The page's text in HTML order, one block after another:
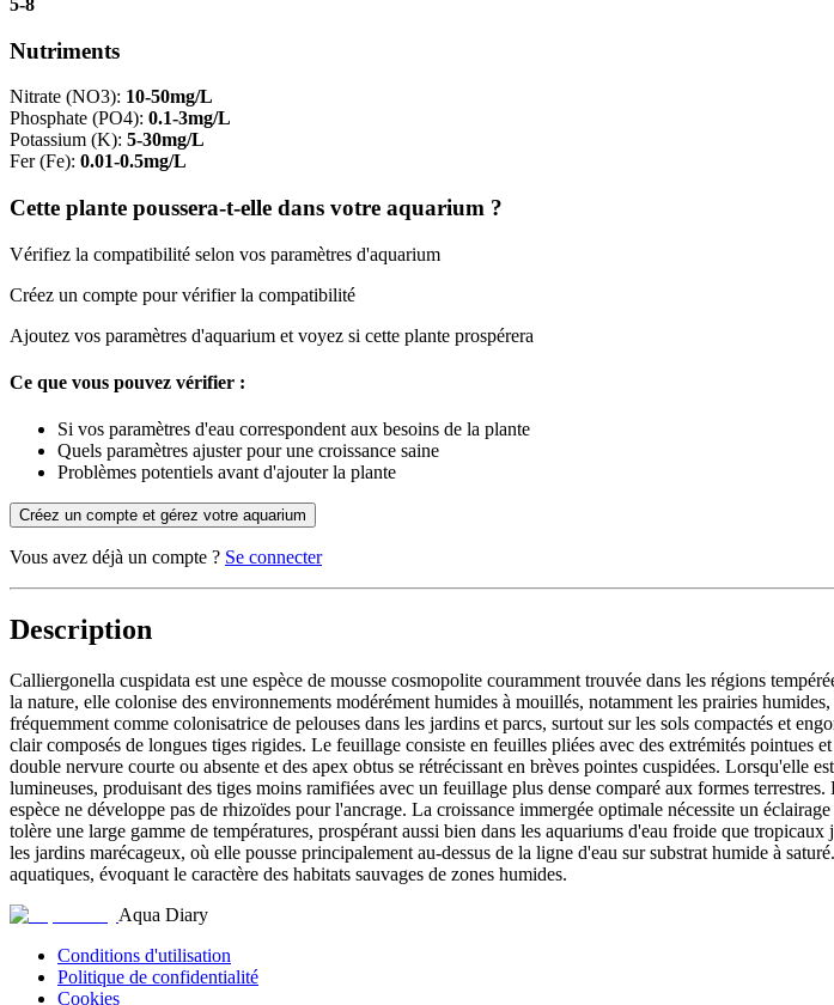
5-8
Nutriments
Nitrate (NO3): 10-50mg/L
Phosphate (PO4): 0.1-3mg/L
Potassium (K): 5-30mg/L
Fer (Fe): 0.01-0.5mg/L
Cette plante poussera-t-elle dans votre aquarium ?
Vérifiez la compatibilité selon vos paramètres d'aquarium
Créez un compte pour vérifier la compatibilité
Ajoutez vos paramètres d'aquarium et voyez si cette plante prospérera
Ce que vous pouvez vérifier :
Si vos paramètres d'eau correspondent aux besoins de la plante
Quels paramètres ajuster pour une croissance saine
Problèmes potentiels avant d'ajouter la plante
Créez un compte et gérez votre aquarium
Vous avez déjà un compte ? Se connecter
Description
Calliergonella cuspidata est une espèce de mousse cosmopolite couramment trouvée dans les régions
la nature, elle colonise des environnements modérément humides à mouillés, notamment les prairies
fréquemment comme colonisatrice de pelouses dans les jardins et parcs, surtout sur les sols compactés et
clair composés de longues tiges rigides. Le feuillage consiste en feuilles pliées avec des extrémités
double nervure courte ou absente et des apex obtus se rétrécissant en brèves pointes cuspidées. Lorsqu'elle
lumineuses, produisant des tiges moins ramifiées avec un feuillage plus dense comparé aux formes
espèce ne développe pas de rhizoïdes pour l'ancrage. La croissance immergée optimale nécessite un
tolère une large gamme de températures, prospérant aussi bien dans les aquariums d'eau froide que
les jardins marécageux, où elle pousse principalement au-dessus de la ligne d'eau sur substrat humide à
aquatiques, évoquant le caractère des habitats sauvages de zones humides.
Aqua Diary
Conditions d'utilisation
Politique de confidentialité
Cookies